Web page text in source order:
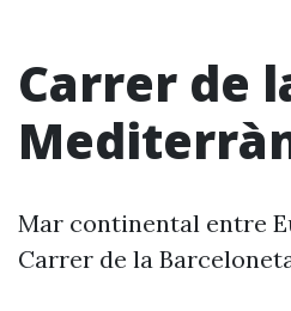
Carrer de
Mar continental entre
Carrer de la